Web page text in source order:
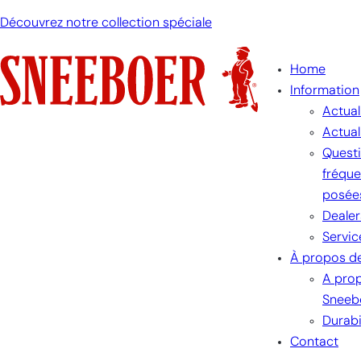
Découvrez notre collection spéciale
Home
Information
À propos
A
Contact